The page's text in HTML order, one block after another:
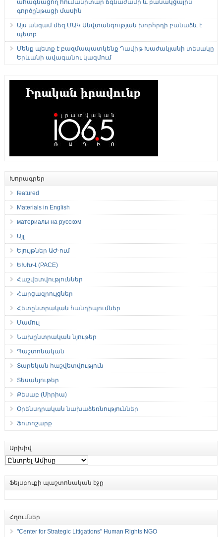
ահագնացող հումանիտար ճգնաժամի և բանակցային
գործընթացի մասին
Այս անգամ մեզ ՄԱԿ Անվտանգության խորհրդի բանաձև է
պետք
Մենք պետք է բազմապատկենք Դավիթ Խաժակյանի տեսակը
Երևանի ավագանու կազմում
Խորագրեր
featured
Materials in English
материалы на русском
Այլ
Ելույթներ ԱԺ-ում
ԵԽԽՎ (PACE)
Հաշվետվություններ
Հարցազրույցներ
Հետընտրական հանդիպումներ
Մամուլ
Նախընտրական նյութեր
Պաշտոնական
Տարեկան հաշվետվություն
Տեսանյութեր
Քեսաբ (Սիրիա)
Օրենսդրական նախաձեռնություններ
Ֆոտոշարք
Արխիվ
Արխիվ
Ֆեյսբուքի պաշտոնական էջը
Հղումներ
"Center for Strategic Litigations" Human Rights NGO